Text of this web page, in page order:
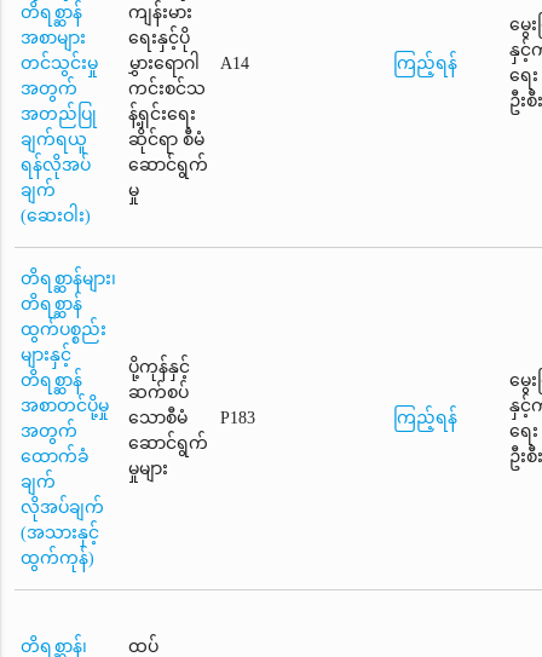
တိရစ္ဆာန်
အစာများ
တင်သွင်းမှု
အတွက်
အတည်ပြု
ချက်ရယူ
ရန်လိုအပ်
ချက်
(ဆေးဝါး)
ကျန်းမား
ရေးနှင့်ပို
မွှားရောဂါ
ကင်းစင်သ
န့်ရှင်းရေး
ဆိုင်ရာ စီမံ
ဆောင်ရွက်
မှု
A14 ကြည့်ရန်
မွေး
နှ
ရေး
ဦးစီ
တိရစ္ဆာန်များ၊
တိရစ္ဆာန်
ထွက်ပစ္စည်း
များနှင့်
တိရစ္ဆာန်
အစာတင်ပို့မှု
အတွက်
ထောက်ခံ
ချက်
လိုအပ်ချက်
(အသားနှင့်
ထွက်ကုန်)
ပို့ကုန်နှင့်
ဆက်စပ်
သောစီမံ
ဆောင်ရွက်
မှုများ
P183 ကြည့်ရန်
မွေး
နှ
ရေး
ဦးစီ
တိရစ္ဆာန်၊
ထပ်